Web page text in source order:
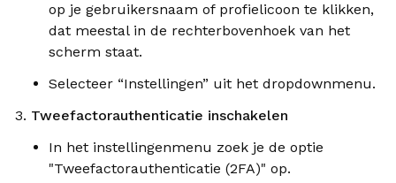
op je gebruikersnaam of profielicoon te klikken,
dat meestal in de rechterbovenhoek van het
scherm staat.
Selecteer “Instellingen” uit het dropdownmenu.
Tweefactorauthenticatie inschakelen
In het instellingenmenu zoek je de optie
"Tweefactorauthenticatie (2FA)" op.